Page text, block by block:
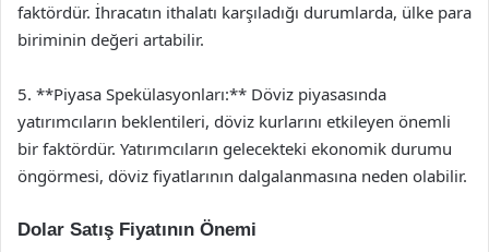
faktördür. İhracatın ithalatı karşıladığı durumlarda, ülke para
biriminin değeri artabilir.
5. **Piyasa Spekülasyonları:** Döviz piyasasında
yatırımcıların beklentileri, döviz kurlarını etkileyen önemli
bir faktördür. Yatırımcıların gelecekteki ekonomik durumu
öngörmesi, döviz fiyatlarının dalgalanmasına neden olabilir.
Dolar Satış Fiyatının Önemi